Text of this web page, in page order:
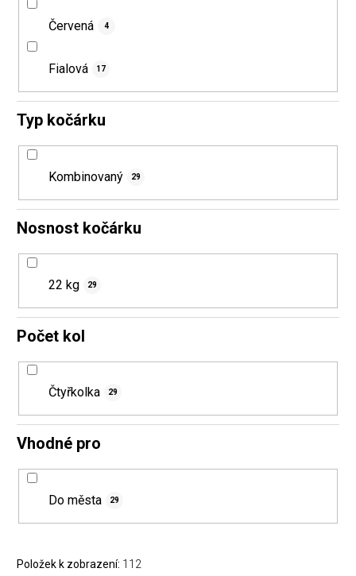
Červená 4
Fialová 17
Typ kočárku
Kombinovaný 29
Nosnost kočárku
22 kg 29
Počet kol
Čtyřkolka 29
Vhodné pro
Do města 29
Položek k zobrazení: 112